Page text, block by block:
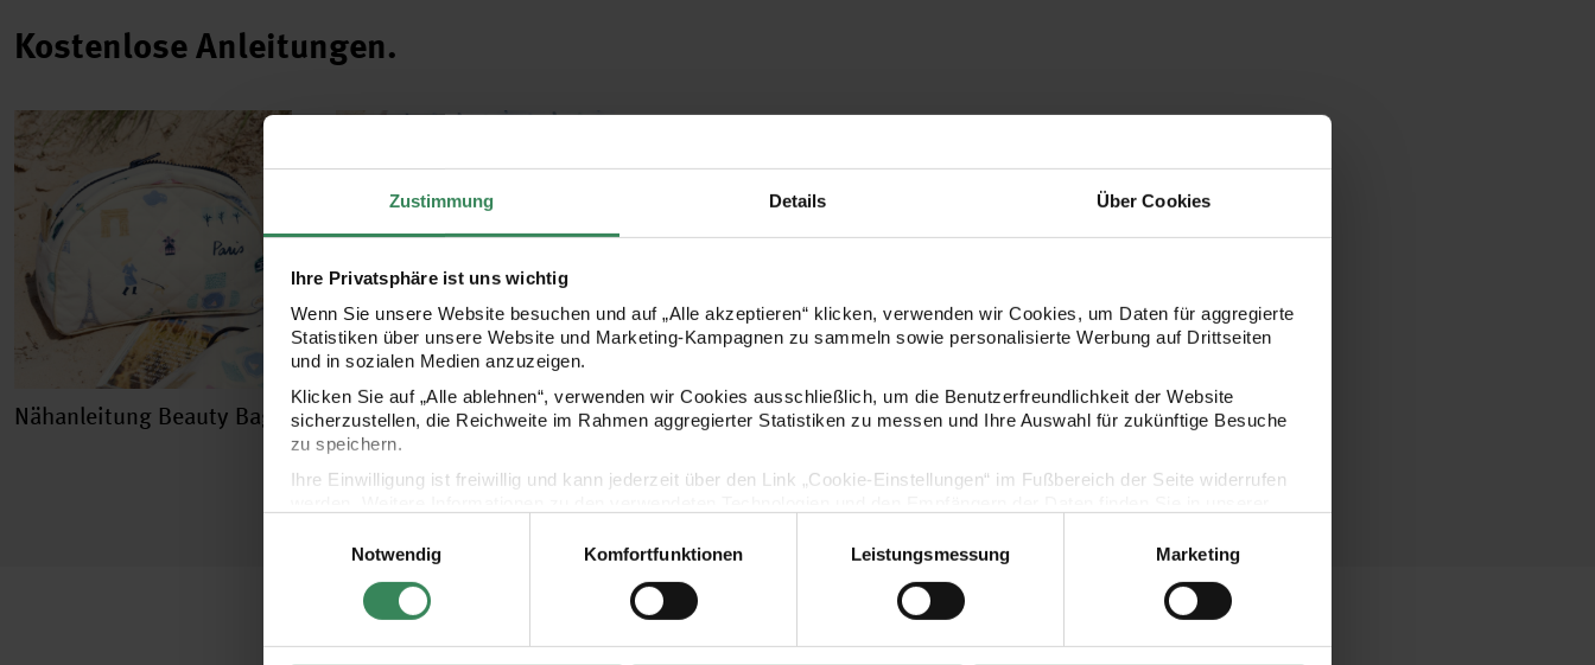
Zustimmung Details Über Cookies
Ihre Privatsphäre ist uns wichtig
Wenn Sie unsere Website besuchen und auf „Alle akzeptieren“ klicken, verwenden wir Cookies, um Daten für aggregierte
Statistiken über unsere Website und Marketing-Kampagnen zu sammeln sowie personalisierte Werbung auf Drittseiten
und in sozialen Medien anzuzeigen.
Klicken Sie auf „Alle ablehnen“, verwenden wir Cookies ausschließlich, um die Benutzerfreundlichkeit der Website
sicherzustellen, die Reichweite im Rahmen aggregierter Statistiken zu messen und Ihre Auswahl für zukünftige Besuche
zu speichern.
Ihre Einwilligung ist freiwillig und kann jederzeit über den Link „Cookie-Einstellungen“ im Fußbereich der Seite widerrufen
Impressum
Datenschutz Vertrag widerrufen
Notwendig
Komfortfunktionen Leistungsmessung Marketing
Kostenlose Anleitungen.
Nähanleitung Beauty Bag
Nähanleitung Praktische
Bestecktasche